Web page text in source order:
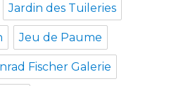
Jardin des Tuileries
Jeu de Paume
Fischer Galerie